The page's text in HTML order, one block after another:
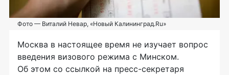
Фото — Виталий Невар, «Новый Калининград.Ru»
Москва в настоящее время не изучает вопрос
введения визового режима с Минском.
Об этом со ссылкой на пресс-секретаря